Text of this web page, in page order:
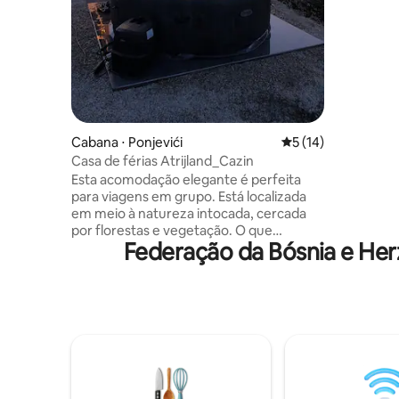
Cabana ⋅ Ponjevići 5 de uma avaliação
5 (14)
Casa de férias Atrijland_Cazin
Esta acomodação elegante é perfeita
para viagens em grupo. Está localizada
em meio à natureza intocada, cercada
por florestas e vegetação. O que
oferecemos com a acomodação ✔️Sauna
✔️ Jacuzzi e churrasqueira ✔️ Fogueira e
no rio Una 🧗 Tirolesa em Bosanska Krupa
🏕️ Acampamento na natureza selvagem
Federação da Bósnia e